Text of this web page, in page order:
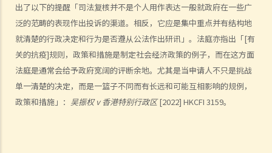
出了以下的提醒「司法复核并不是个人用作表达一般就政府在一些广
泛的范畴的表现作出投诉的渠道。相反，它应是集中重点并有结构地
就清楚的行政决定和行为是否遵从公法作出研讯」。法庭亦指出「[有
关的抗疫]规则，政策和措施是制定社会经济政策的例子，而在这方面
法庭是通常会给予政府宽阔的评断余地。尤其是当申请人不只是挑战
单一清楚的决定，而是一篮子不同而有长远和可能互相影响的规例，
政策和措施」： 吴振权v 香港特别行政区 [2022] HKCFI 3159。
C. 临时济助
D. 实质聆讯和程序：合并聆讯
E. 答辩人和坦诚责任
F. 济助
G. 讼费
H. 上诉
I. 介入诉讼